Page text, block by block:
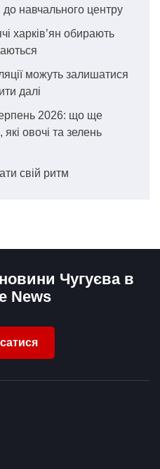
до навчального центру
харків’ян обирають
можуть залишатися
далі
2026: що ще
овочі та зелень
свій ритм
Чугуєва в
News